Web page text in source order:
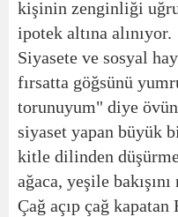
kişinin zenginliği
ipotek altına alınıyor.
Siyasete ve sosyal
fırsatta göğsünü
torunuyum" diye
siyaset yapan büyük
kitle dilinden
ağaca, yeşile
Çağ açıp çağ